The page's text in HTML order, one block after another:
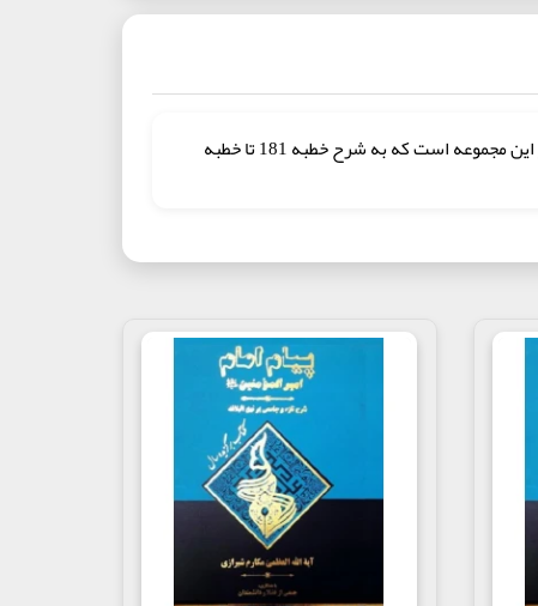
معرفی کتاب مجموعه «پیام امام امیرالمؤمنین علیه السلام» دربردارنده شرح و تفسیر نهج البلاغه می باشد. کتاب حاضر جلد هفتم از این مجموعه است که به شرح خطبه 181 تا خطبه